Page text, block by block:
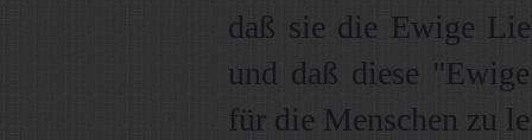
daß sie die Ewige
und daß diese
für die Menschen zu